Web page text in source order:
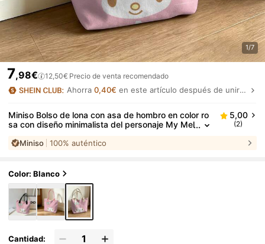
1/7
7,98€ 12,50€ Precio de venta recomendado
Ahorra0,40€ en este artículo después de unirte.
Miniso Bolso de lona con asa de hombro en color ro
sa con diseño minimalista del personaje My Mel
5,00
(2)
Miniso 100% auténtico
Color: Blanco
Cantidad: